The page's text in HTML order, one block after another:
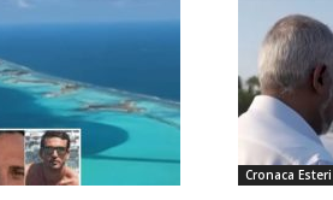
Cronaca Esteri